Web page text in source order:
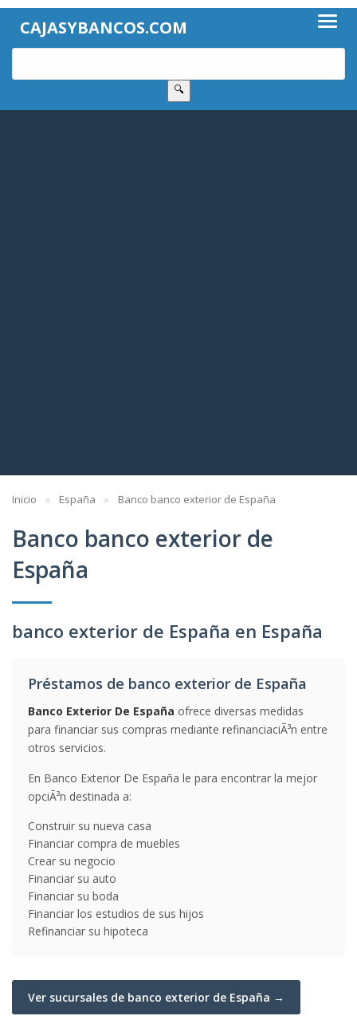
CAJASYBANCOS.COM
🔍
Inicio España Banco banco exterior de España
Banco banco exterior de
España
banco exterior de España en España
Préstamos de banco exterior de España
Banco Exterior De España ofrece diversas medidas
para financiar sus compras mediante refinanciaciÃ³n entre
otros servicios.
En Banco Exterior De España le para encontrar la mejor
opciÃ³n destinada a:
Construir su nueva casa
Financiar compra de muebles
Crear su negocio
Financiar su auto
Financiar su boda
Financiar los estudios de sus hijos
Refinanciar su hipoteca
Ver sucursales de banco exterior de España →